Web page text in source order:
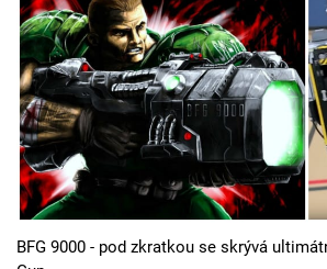
Seriály
Hry
Cool Esport
Pořady
BFG 9000 - pod zkratkou se skrývá